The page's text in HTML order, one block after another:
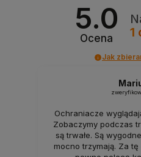
5.0
Ocena
1
Jak
Ochraniacze
Zobaczymy podczas
są trwałe. Są
mocno trzymają. Za